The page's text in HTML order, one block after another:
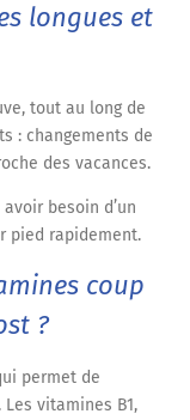
longues et
tout au long de
: changements de
des vacances.
besoin d’un
pied rapidement.
coup
?
permet de
vitamines B1,